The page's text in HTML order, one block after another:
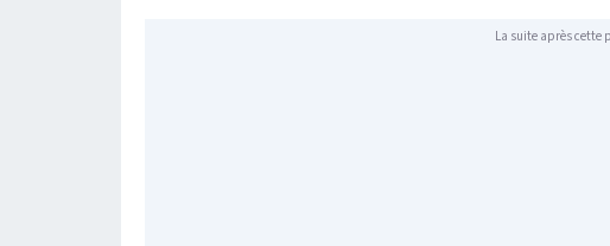
La suite après cette